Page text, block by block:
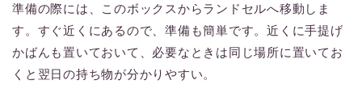
準備の際には、このボックスからランドセルへ移動しま
す。すぐ近くにあるので、準備も簡単です。近くに手提げ
かばんも置いておいて、必要なときは同じ場所に置いてお
くと翌日の持ち物が分かりやすい。